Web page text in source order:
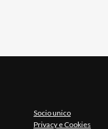
Socio unico
Privacy e Cookies